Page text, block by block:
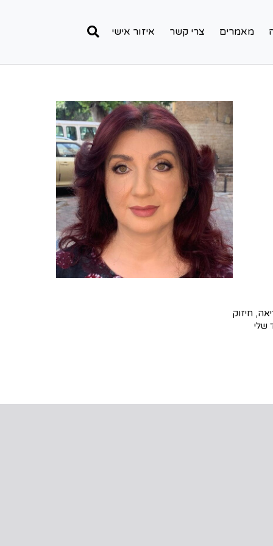
מאמרים צרי קשר איזור אישי
חיזוק
שלי